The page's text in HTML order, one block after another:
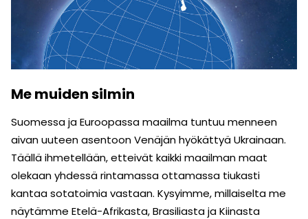
Me muiden silmin
Suomessa ja Euroopassa maailma tuntuu menneen
aivan uuteen asentoon Venäjän hyökättyä Ukrainaan.
Täällä ihmetellään, etteivät kaikki maailman maat
olekaan yhdessä rintamassa ottamassa tiukasti
kantaa sotatoimia vastaan. Kysyimme, millaiselta me
näytämme Etelä-Afrikasta, Brasiliasta ja Kiinasta